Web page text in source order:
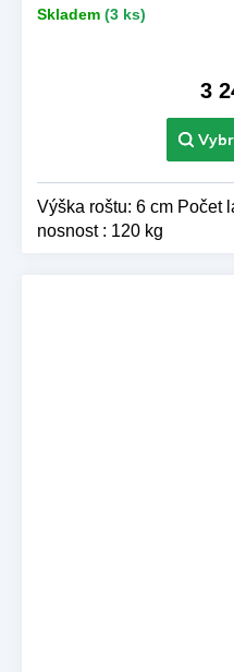
Skladem (3 ks)
3
Výška roštu: 6 cm Počet
nosnost : 120 kg